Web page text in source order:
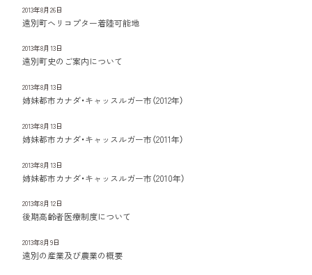
2013年8月26日
遠別町ヘリコプター着陸可能地
2013年8月13日
遠別町史のご案内について
2013年8月13日
姉妹都市カナダ・キャッスルガー市（2012年）
2013年8月13日
姉妹都市カナダ・キャッスルガー市（2011年）
2013年8月13日
姉妹都市カナダ・キャッスルガー市（2010年）
2013年8月12日
後期高齢者医療制度について
2013年8月9日
遠別の産業及び農業の概要